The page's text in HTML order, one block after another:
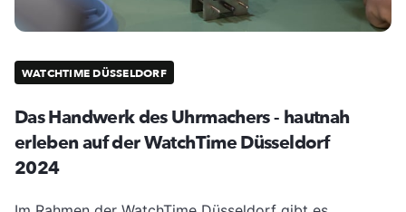
WATCHTIME DÜSSELDORF
Das Handwerk des Uhrmachers - hautnah
erleben auf der WatchTime Düsseldorf
2024